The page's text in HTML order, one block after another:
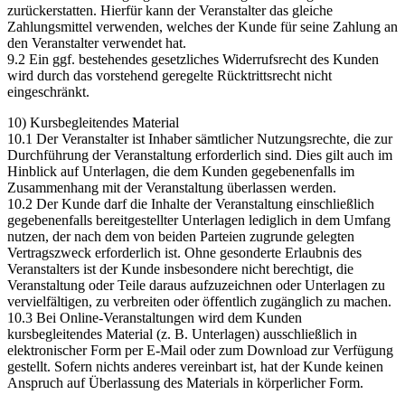
zurückerstatten. Hierfür kann der Veranstalter das gleiche
Zahlungsmittel verwenden, welches der Kunde für seine Zahlung an
den Veranstalter verwendet hat.
9.2 Ein ggf. bestehendes gesetzliches Widerrufsrecht des Kunden
wird durch das vorstehend geregelte Rücktrittsrecht nicht
eingeschränkt.
10) Kursbegleitendes Material
10.1 Der Veranstalter ist Inhaber sämtlicher Nutzungsrechte, die zur
Durchführung der Veranstaltung erforderlich sind. Dies gilt auch im
Hinblick auf Unterlagen, die dem Kunden gegebenenfalls im
Zusammenhang mit der Veranstaltung überlassen werden.
10.2 Der Kunde darf die Inhalte der Veranstaltung einschließlich
gegebenenfalls bereitgestellter Unterlagen lediglich in dem Umfang
nutzen, der nach dem von beiden Parteien zugrunde gelegten
Vertragszweck erforderlich ist. Ohne gesonderte Erlaubnis des
Veranstalters ist der Kunde insbesondere nicht berechtigt, die
Veranstaltung oder Teile daraus aufzuzeichnen oder Unterlagen zu
vervielfältigen, zu verbreiten oder öffentlich zugänglich zu machen.
10.3 Bei Online-Veranstaltungen wird dem Kunden
kursbegleitendes Material (z. B. Unterlagen) ausschließlich in
elektronischer Form per E-Mail oder zum Download zur Verfügung
gestellt. Sofern nichts anderes vereinbart ist, hat der Kunde keinen
Anspruch auf Überlassung des Materials in körperlicher Form.